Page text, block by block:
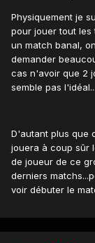
Physiquement je
pour jouer tout les
un match banal,
demander
cas n'avoir que 2
semble pas l'idéal...
D'autant plus que
jouera à coup sûr
de joueur de ce
derniers
voir débuter le